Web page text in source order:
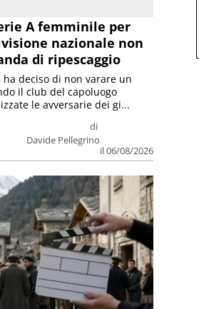
A femminile per
nazionale non
di ripescaggio
di
Davide Pellegrino
il 06/08/2026
ha deciso di non varare un
il club del capoluogo
le avversarie dei gi...